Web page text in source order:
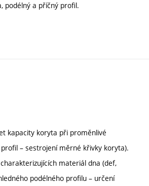
podélný a příčný profil.
kapacity koryta při proměnlivé
– sestrojení měrné křivky koryta).
materiál dna (def,
podélného profilu – určení